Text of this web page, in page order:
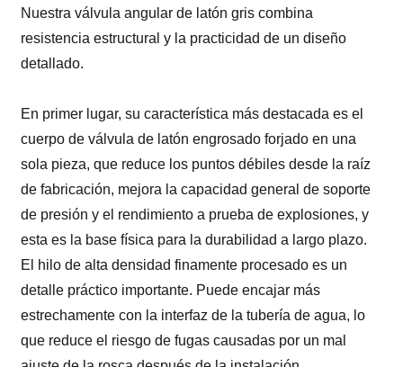
Nuestra válvula angular de latón gris combina
resistencia estructural y la practicidad de un diseño
detallado.
En primer lugar, su característica más destacada es el
cuerpo de válvula de latón engrosado forjado en una
sola pieza, que reduce los puntos débiles desde la raíz
de fabricación, mejora la capacidad general de soporte
de presión y el rendimiento a prueba de explosiones, y
esta es la base física para la durabilidad a largo plazo.
El hilo de alta densidad finamente procesado es un
detalle práctico importante. Puede encajar más
estrechamente con la interfaz de la tubería de agua, lo
que reduce el riesgo de fugas causadas por un mal